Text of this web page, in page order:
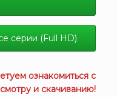
серии (Full HD)
ознакомиться с
и скачиванию!